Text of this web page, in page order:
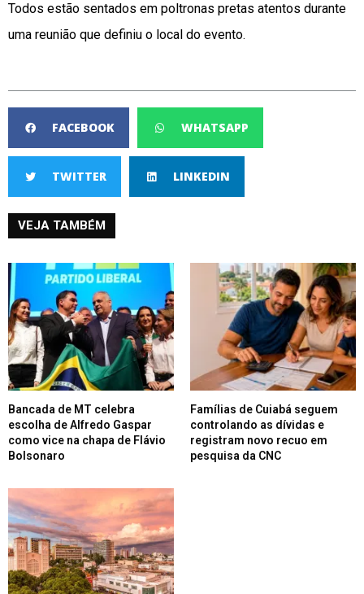
Todos estão sentados em poltronas pretas atentos durante
uma reunião que definiu o local do evento.
FACEBOOK WHATSAPP
TWITTER LINKEDIN
VEJA TAMBÉM
Bancada de MT celebra
escolha de Alfredo Gaspar
como vice na chapa de Flávio
Bolsonaro
Famílias de Cuiabá seguem
controlando as dívidas e
registram novo recuo em
pesquisa da CNC